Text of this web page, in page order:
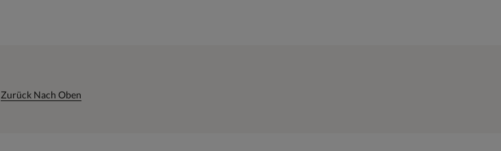
Zurück Nach Oben